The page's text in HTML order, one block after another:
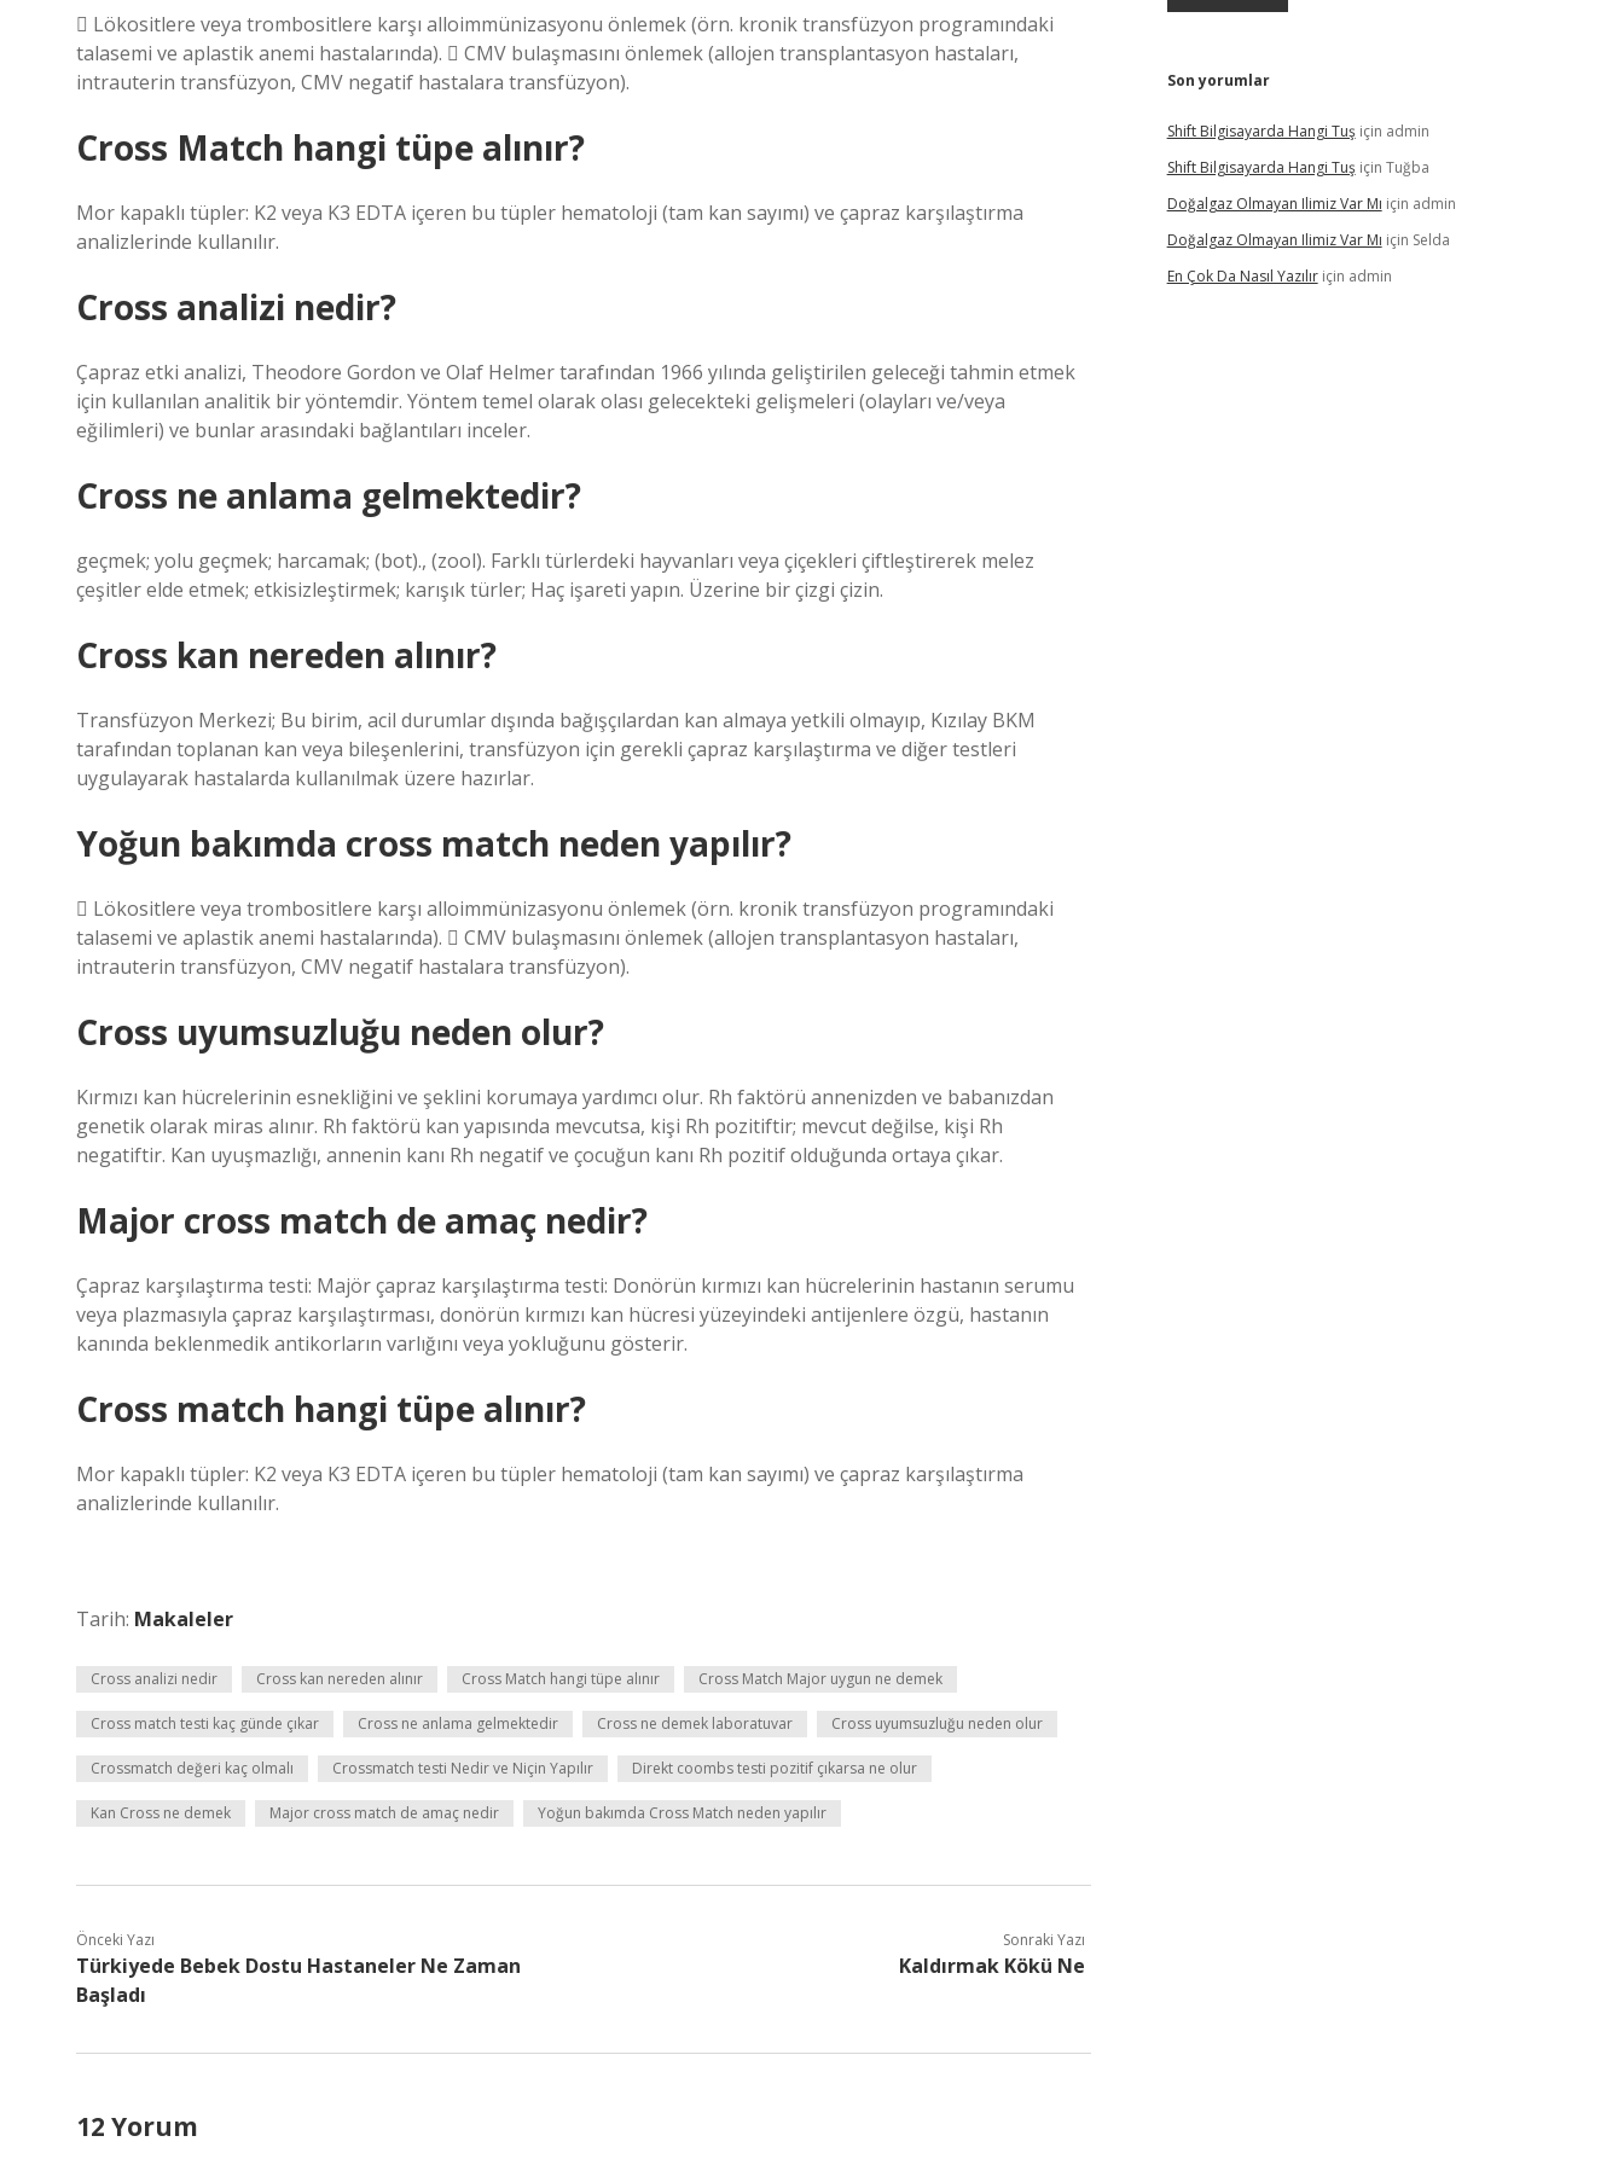
 Lökositlere veya trombositlere karşı alloimmünizasyonu önlemek (örn. kronik transfüzyon programındaki
talasemi ve aplastik anemi hastalarında).  CMV bulaşmasını önlemek (allojen transplantasyon hastaları,
intrauterin transfüzyon, CMV negatif hastalara transfüzyon).
Cross Match hangi tüpe alınır?
Mor kapaklı tüpler: K2 veya K3 EDTA içeren bu tüpler hematoloji (tam kan sayımı) ve çapraz karşılaştırma
analizlerinde kullanılır.
Cross analizi nedir?
Çapraz etki analizi, Theodore Gordon ve Olaf Helmer tarafından 1966 yılında geliştirilen geleceği tahmin etmek
için kullanılan analitik bir yöntemdir. Yöntem temel olarak olası gelecekteki gelişmeleri (olayları ve/veya
eğilimleri) ve bunlar arasındaki bağlantıları inceler.
Cross ne anlama gelmektedir?
geçmek; yolu geçmek; harcamak; (bot)., (zool). Farklı türlerdeki hayvanları veya çiçekleri çiftleştirerek melez
çeşitler elde etmek; etkisizleştirmek; karışık türler; Haç işareti yapın. Üzerine bir çizgi çizin.
Cross kan nereden alınır?
Transfüzyon Merkezi; Bu birim, acil durumlar dışında bağışçılardan kan almaya yetkili olmayıp, Kızılay BKM
tarafından toplanan kan veya bileşenlerini, transfüzyon için gerekli çapraz karşılaştırma ve diğer testleri
uygulayarak hastalarda kullanılmak üzere hazırlar.
Yoğun bakımda cross match neden yapılır?
 Lökositlere veya trombositlere karşı alloimmünizasyonu önlemek (örn. kronik transfüzyon programındaki
talasemi ve aplastik anemi hastalarında).  CMV bulaşmasını önlemek (allojen transplantasyon hastaları,
intrauterin transfüzyon, CMV negatif hastalara transfüzyon).
Cross uyumsuzluğu neden olur?
Kırmızı kan hücrelerinin esnekliğini ve şeklini korumaya yardımcı olur. Rh faktörü annenizden ve babanızdan
genetik olarak miras alınır. Rh faktörü kan yapısında mevcutsa, kişi Rh pozitiftir; mevcut değilse, kişi Rh
negatiftir. Kan uyuşmazlığı, annenin kanı Rh negatif ve çocuğun kanı Rh pozitif olduğunda ortaya çıkar.
Major cross match de amaç nedir?
Çapraz karşılaştırma testi: Majör çapraz karşılaştırma testi: Donörün kırmızı kan hücrelerinin hastanın serumu
veya plazmasıyla çapraz karşılaştırması, donörün kırmızı kan hücresi yüzeyindeki antijenlere özgü, hastanın
kanında beklenmedik antikorların varlığını veya yokluğunu gösterir.
Cross match hangi tüpe alınır?
Mor kapaklı tüpler: K2 veya K3 EDTA içeren bu tüpler hematoloji (tam kan sayımı) ve çapraz karşılaştırma
analizlerinde kullanılır.
Tarih: Makaleler
Cross analizi nedir Cross kan nereden alınır Cross Match hangi tüpe alınır Cross Match Major uygun ne demek
Cross match testi kaç günde çıkar Cross ne anlama gelmektedir Cross ne demek laboratuvar Cross uyumsuzluğu neden olur
Crossmatch değeri kaç olmalı Crossmatch testi Nedir ve Niçin Yapılır Direkt coombs testi pozitif çıkarsa ne olur
Kan Cross ne demek Major cross match de amaç nedir Yoğun bakımda Cross Match neden yapılır
Önceki Yazı
Türkiyede Bebek Dostu Hastaneler Ne Zaman
Başladı
Sonraki Yazı
Kaldırmak Kökü Ne
12 Yorum
Son yorumlar
Shift Bilgisayarda Hangi Tuşiçin admin
Shift Bilgisayarda Hangi Tuşiçin Tuğba
Doğalgaz Olmayan Ilimiz Var Mı için admin
Doğalgaz Olmayan Ilimiz Var Mı için Selda
En Çok Da Nasıl Yazılıriçin admin